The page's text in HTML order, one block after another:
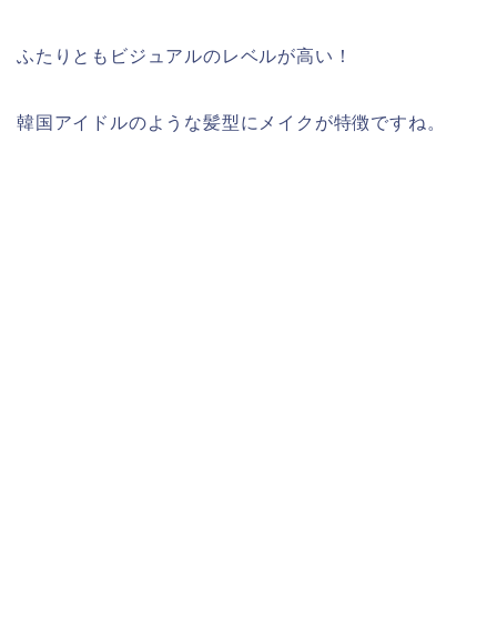
ふたりともビジュアルのレベルが高い！
韓国アイドルのような髪型にメイクが特徴ですね。